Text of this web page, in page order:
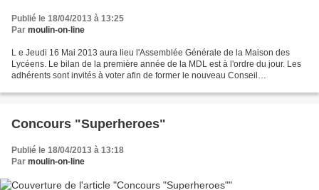
Publié le 18/04/2013 à 13:25
Par moulin-on-line
L e Jeudi 16 Mai 2013 aura lieu l'Assemblée Générale de la Maison des
Lycéens. Le bilan de la première année de la MDL est à l'ordre du jour. Les
adhérents sont invités à voter afin de former le nouveau Conseil
Concours "Superheroes"
Publié le 18/04/2013 à 13:18
Par moulin-on-line